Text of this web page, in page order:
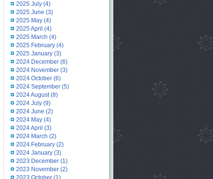
2025 July(4)
2025 June (3)
2025 May(4)
2025 April (4)
2025 March (4)
2025 February(4)
2025 January(3)
2024 December(6)
2024 November(3)
2024 October(6)
2024 September(5)
2024 August(8)
2024 July(9)
2024 June (2)
2024 May(4)
2024 April (3)
2024 March (2)
2024 February(2)
2024 January(3)
2023 December(1)
2023 November(2)
2023 October(1)